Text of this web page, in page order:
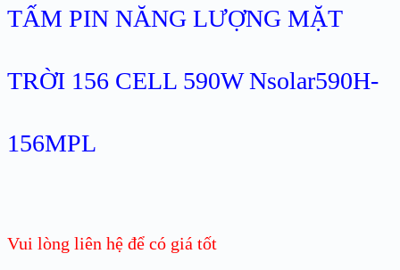
TẤM PIN NĂNG LƯỢNG MẶT
TRỜI 156 CELL 590W Nsolar590H-
156MPL
Vui lòng liên hệ để có giá tốt